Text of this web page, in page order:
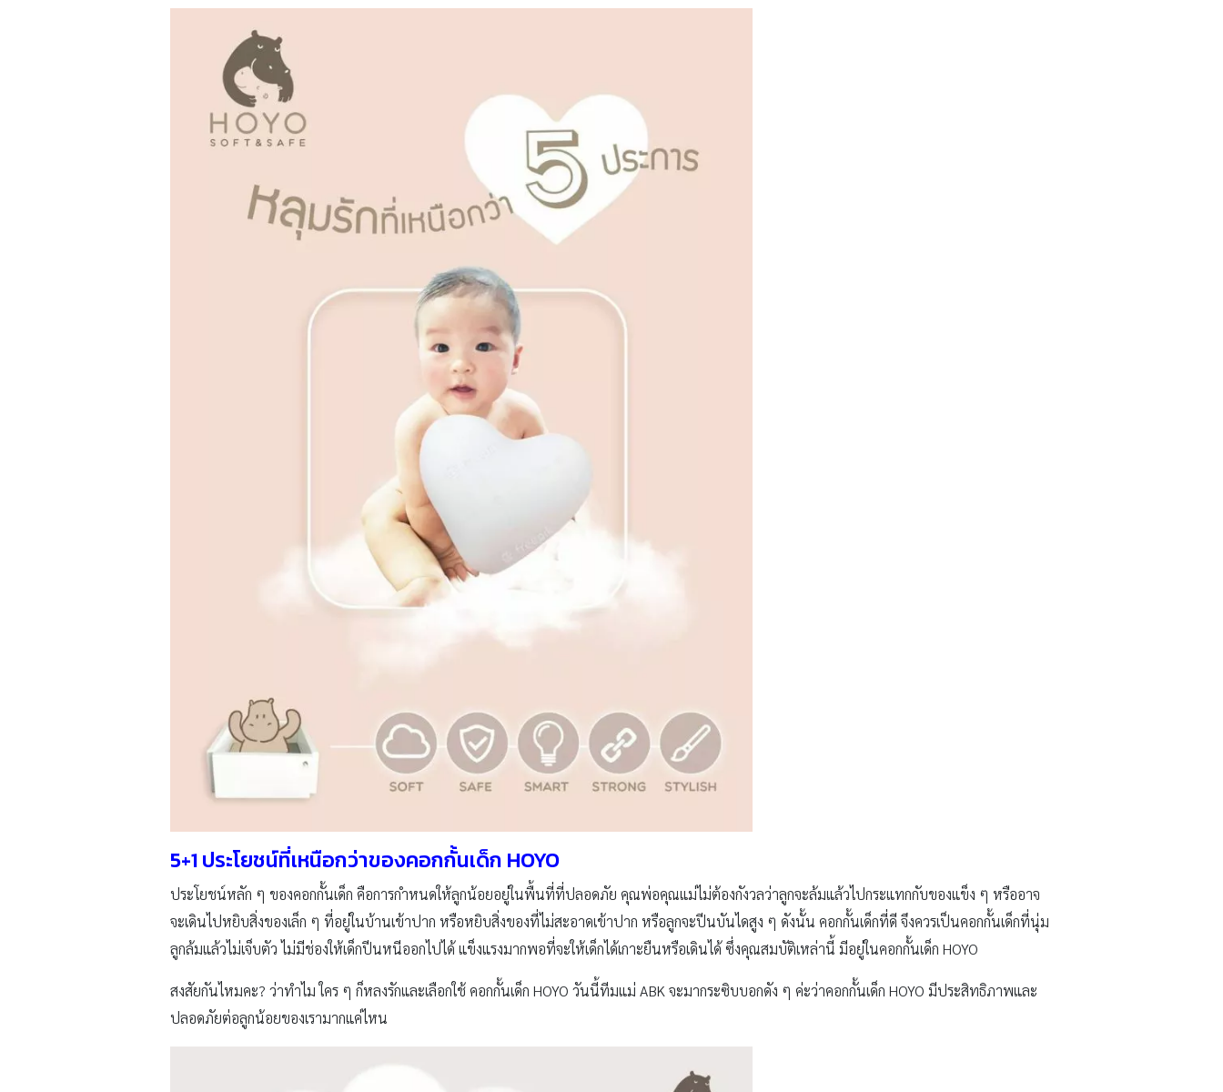
5+1ประโยชน์ที่เหนือกว่าของคอกกั้นเด็ก HOYO
ประโยชน์หลัก ๆ ของคอกกั้นเด็ก คือการกำหนดให้ลูกน้อยอยู่ในพื้นที่ที่ปลอดภัย คุณพ่อคุณแม่ไม่ต้องกังวลว่าลูกจะล้มแล้วไปกระแทกกับของแข็ง ๆ หรืออาจ
จะเดินไปหยิบสิ่งของเล็ก ๆ ที่อยู่ในบ้านเข้าปาก หรือหยิบสิ่งของที่ไม่สะอาดเข้าปาก หรือลูกจะปีนบันไดสูง ๆ ดังนั้น คอกกั้นเด็กที่ดี จึงควรเป็นคอกกั้นเด็กที่นุ่ม
ลูกล้มแล้วไม่เจ็บตัว ไม่มีช่องให้เด็กปีนหนีออกไปได้ แข็งแรงมากพอที่จะให้เด็กได้เกาะยืนหรือเดินได้ ซึ่งคุณสมบัติเหล่านี้ มีอยู่ในคอกกั้นเด็ก HOYO
สงสัยกันไหมคะ? ว่าทำไม ใคร ๆ ก็หลงรักและเลือกใช้ คอกกั้นเด็ก HOYO วันนี้ทีมแม่ ABK จะมากระซิบบอกดัง ๆ ค่ะว่าคอกกั้นเด็ก HOYO มีประสิทธิภาพและ
ปลอดภัยต่อลูกน้อยของเรามากแค่ไหน